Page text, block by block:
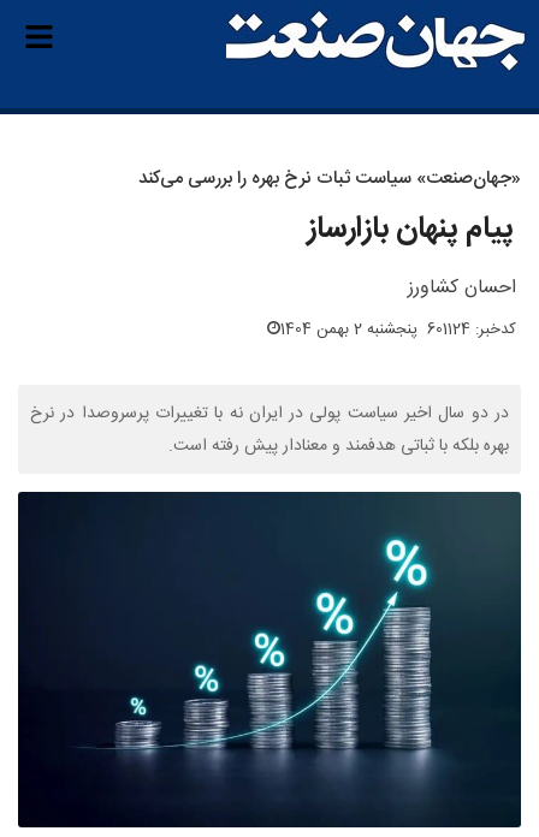
«جهان‌صنعت» سیاست ثبات نرخ بهره را بررسی می‌کند
پیام پنهان بازارساز
احسان کشاورز
کدخبر: 601124 پنجشنبه 2 بهمن 1404
در دو سال اخیر سیاست پولی در ایران نه با تغییرات پرسر‌و‌صدا در نرخ
بهره بلکه با ثباتی هدفمند و معنادار پیش رفته است.